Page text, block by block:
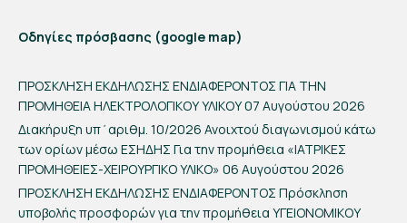
Οδηγίες πρόσβασης (google map)
ΠΡΟΣΚΛΗΣΗ ΕΚΔΗΛΩΣΗΣ ΕΝΔΙΑΦΕΡΟΝΤΟΣ ΓΙΑ ΤΗΝ
ΠΡΟΜΗΘΕΙΑ ΗΛΕΚΤΡΟΛΟΓΙΚΟΥ ΥΛΙΚΟΥ07 Αυγούστου 2026
Διακήρυξη υπ΄αριθμ. 10/2026 Ανοιχτού διαγωνισμού κάτω
των ορίων μέσω ΕΣΗΔΗΣ Για την προμήθεια «ΙΑΤΡΙΚΕΣ
ΠΡΟΜΗΘΕΙΕΣ-ΧΕΙΡΟΥΡΓΙΚΟ ΥΛΙΚΟ» 06 Αυγούστου 2026
ΠΡΟΣΚΛΗΣΗ ΕΚΔΗΛΩΣΗΣ ΕΝΔΙΑΦΕΡΟΝΤΟΣ Πρόσκληση
υποβολής προσφορών για την προμήθεια ΥΓΕΙΟΝΟΜΙΚΟΥ